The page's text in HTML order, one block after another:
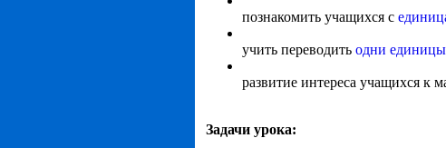
познакомить учащихся с
учить переводить одни
развитие интереса учащихся к
Задачи урока: